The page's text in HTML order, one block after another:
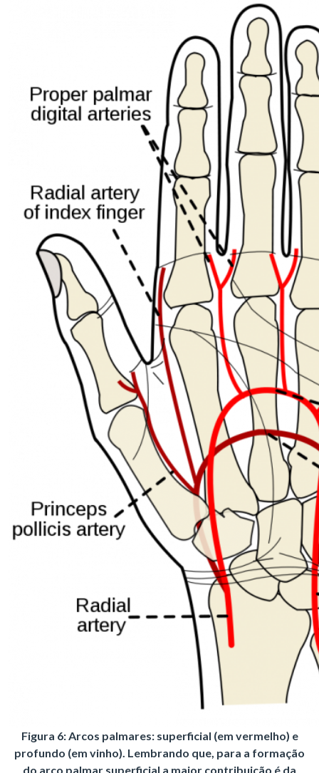
Figura 6: Arcos palmares: superficial (em vermelho) e
profundo (em vinho). Lembrando que, para a formação
do arco palmar superficial a maior contribuição é da